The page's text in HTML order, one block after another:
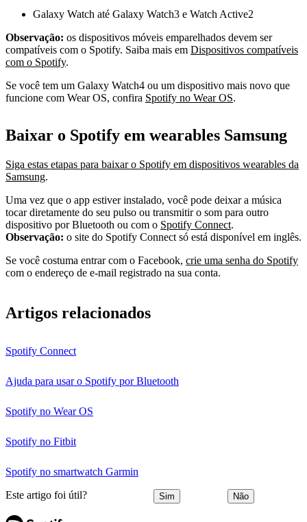
Galaxy Watch até Galaxy Watch3 e Watch Active2
Observação: os dispositivos móveis emparelhados devem ser
compatíveis com o Spotify. Saiba mais em Dispositivos compatíveis
com o Spotify.
Se você tem um Galaxy Watch4 ou um dispositivo mais novo que
funcione com Wear OS, confira Spotify no Wear OS.
Baixar o Spotify em wearables Samsung
Siga estas etapas para baixar o Spotify em dispositivos wearables da
Samsung.
Uma vez que o app estiver instalado, você pode deixar a música
tocar diretamente do seu pulso ou transmitir o som para outro
dispositivo por Bluetooth ou com o Spotify Connect.
Observação: o site do Spotify Connect só está disponível em inglês.
Se você costuma entrar com o Facebook, crie uma senha do Spotify
com o endereço de e-mail registrado na sua conta.
Artigos relacionados
Spotify Connect
Ajuda para usar o Spotify por Bluetooth
Spotify no Wear OS
Spotify no Fitbit
Spotify no smartwatch Garmin
Este artigo foi útil? Sim Não